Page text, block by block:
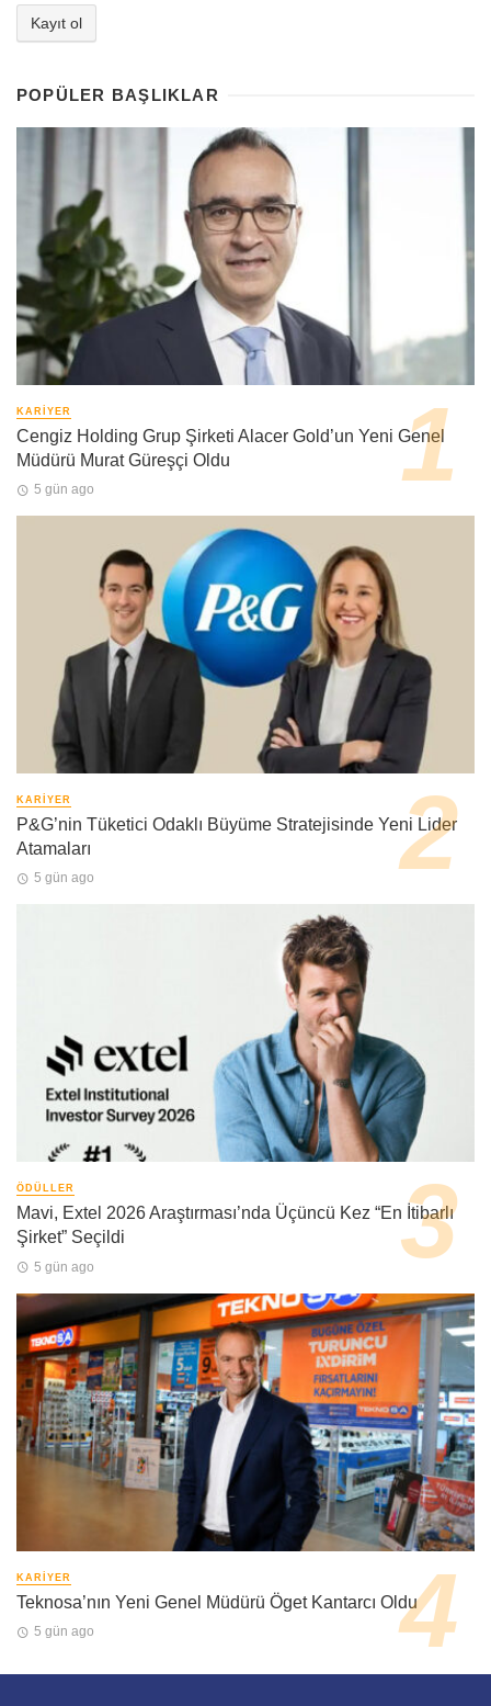
POPÜLER BAŞLIKLAR
KARIYER
Cengiz Holding Grup Şirketi Alacer Gold’un Yeni Genel
Müdürü Murat Güreşçi Oldu
5 gün ago
KARIYER
P&G’nin Tüketici Odaklı Büyüme Stratejisinde Yeni Lider
Atamaları
5 gün ago
ÖDÜLLER
Mavi, Extel 2026 Araştırması’nda Üçüncü Kez “En İtibarlı
Şirket” Seçildi
5 gün ago
KARIYER
Teknosa’nın Yeni Genel Müdürü Öget Kantarcı Oldu
5 gün ago